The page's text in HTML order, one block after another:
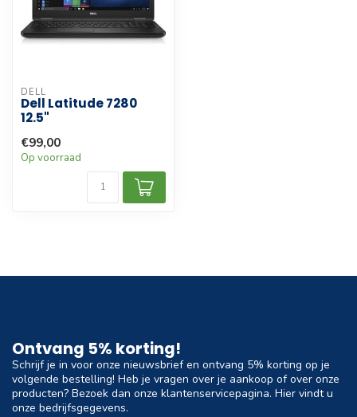
DELL
Dell Latitude 7280
12.5"
€99,00
Op voorraad
Ontvang 5% korting!
Schrijf je in voor onze nieuwsbrief en ontvang 5% korting op je
volgende bestelling! Heb je vragen over je aankoop of over onze
producten? Bezoek dan onze klantenservicepagina. Hier vindt u
onze bedrijfsgegevens.